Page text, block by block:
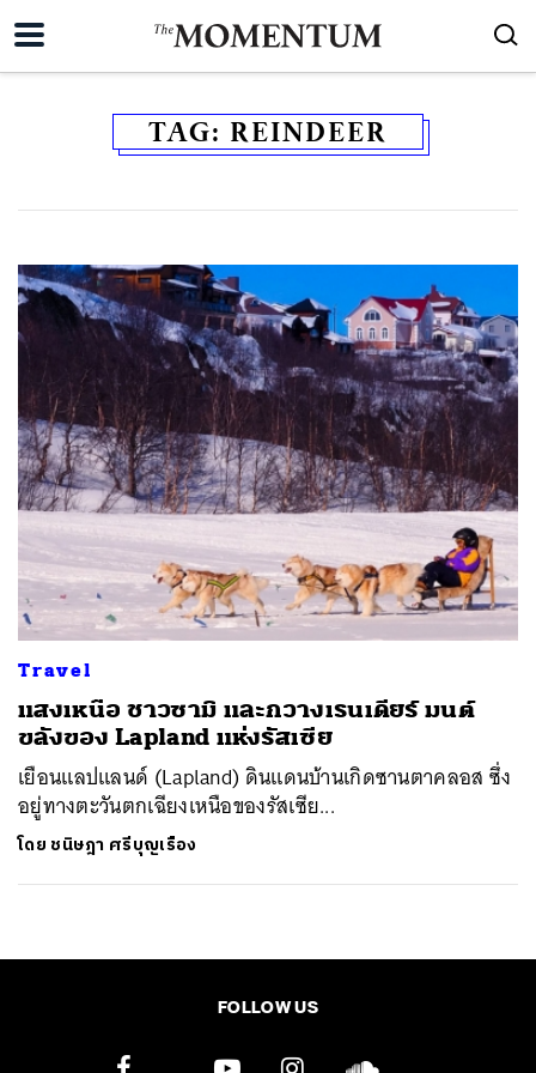
TAG: REINDEER
Travel
แสงเหนือ ชาวซามิ และกวางเรนเดียร์ มนต์
ขลังของ Lapland แห่งรัสเซีย
เยือนแลปแลนด์ (Lapland) ดินแดนบ้านเกิดซานตาคลอส ซึ่ง
อยู่ทางตะวันตกเฉียงเหนือของรัสเซีย...
โดย ชนิษฎา ศรีบุญเรือง
FOLLOW US
ค้นหา
SHARE TWEET LINE EMAIL